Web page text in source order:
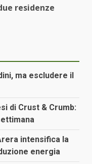
residenze
ma escludere il
di Crust & Crumb:
intensifica la
energia